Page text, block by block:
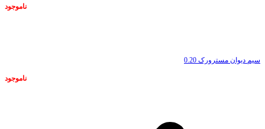
ناموجود
سیم دیوان مسترورک 0.20
ناموجود